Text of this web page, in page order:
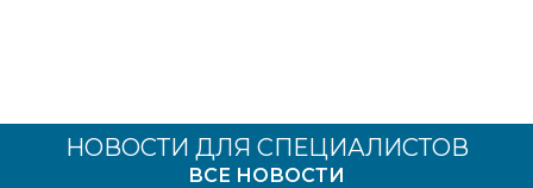
НОВОСТИ ДЛЯ СПЕЦИАЛИСТОВ
ВСЕ НОВОСТИ